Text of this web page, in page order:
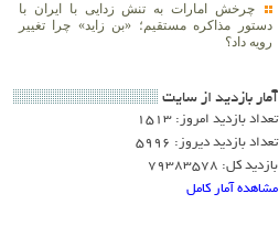
چرخش امارات به تنش زدایی با ایران با
دستور مذاکره مستقیم؛ «بن زاید» چرا تغییر
رویه داد؟
آمار بازديد از سايت
تعداد بازدید امروز: 1513
تعداد بازدید دیروز: 5996
بازدید کل: 79383578
مشاهده آمار کامل